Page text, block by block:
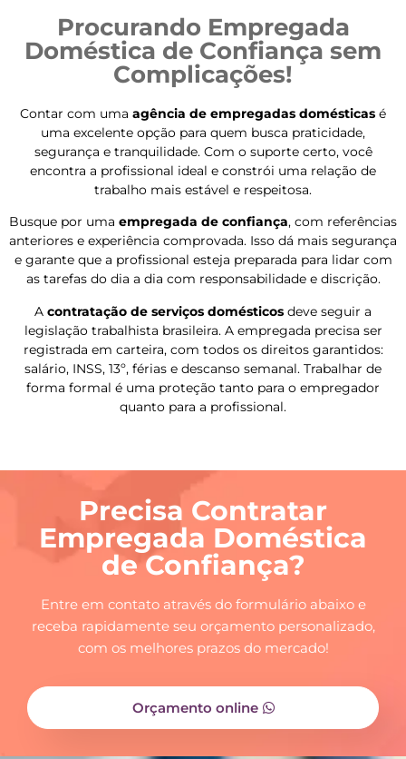
Procurando Empregada
Doméstica de Confiança sem
Complicações!
Contar com uma agência de empregadas domésticas é
uma excelente opção para quem busca praticidade,
segurança e tranquilidade. Com o suporte certo, você
encontra a profissional ideal e constrói uma relação de
trabalho mais estável e respeitosa.
Busque por uma empregada de confiança, com referências
anteriores e experiência comprovada. Isso dá mais segurança
e garante que a profissional esteja preparada para lidar com
as tarefas do dia a dia com responsabilidade e discrição.
A contratação de serviços domésticos deve seguir a
legislação trabalhista brasileira. A empregada precisa ser
registrada em carteira, com todos os direitos garantidos:
salário, INSS, 13º, férias e descanso semanal. Trabalhar de
forma formal é uma proteção tanto para o empregador
quanto para a profissional.
Precisa Contratar
Empregada Doméstica
de Confiança?
Entre em contato através do formulário abaixo e
receba rapidamente seu orçamento personalizado,
com os melhores prazos do mercado!
Orçamento online